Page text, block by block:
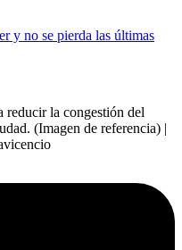
y no se pierda las últimas
la congestión del
(Imagen de referencia) |